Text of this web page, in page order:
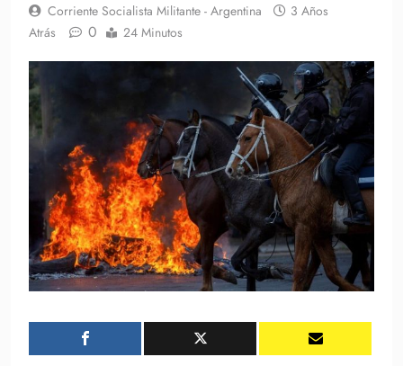
Corriente Socialista Militante - Argentina
3 Años
Atrás
0 24 Minutos